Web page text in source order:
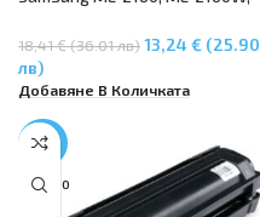
ML-2168, SCX-3400, SCX-3400F,
SCX-3405, SCX-3405F, SCX-
3405W, SF-760P
18,41 € (36.01 лв)13,24 € (25.90
лв)
Добавяне В Количката
-38%
SOLD O